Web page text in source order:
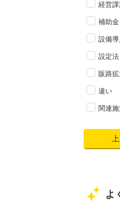
経営課
補助金
設備
設定法
販路
違い
関連
よ